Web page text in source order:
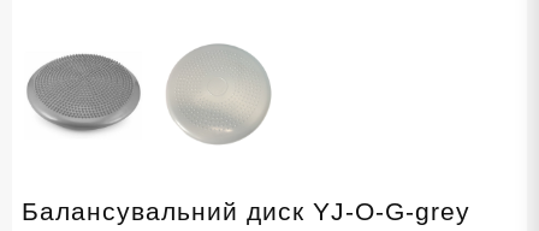
Балансувальний диск YJ-O-G-grey